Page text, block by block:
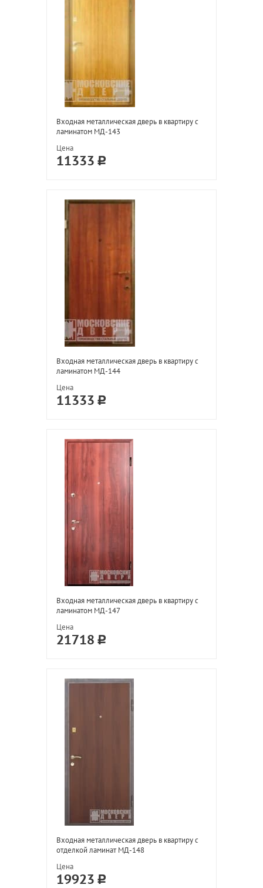
Входная металлическая дверь в квартиру с
ламинатом МД-143
Цена
11333
Входная металлическая дверь в квартиру с
ламинатом МД-144
Цена
11333
Входная металлическая дверь в квартиру с
ламинатом МД-147
Цена
21718
Входная металлическая дверь в квартиру с
отделкой ламинат МД-148
Цена
19923